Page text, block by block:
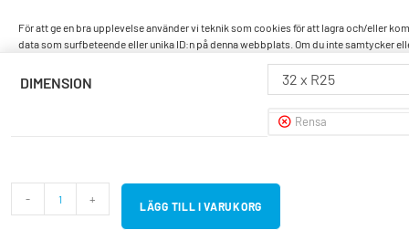
För att ge en bra upplevelse använder vi teknik som cookies för att lagra och/eller
data som surfbeteende eller unika ID:n på denna webbplats. Om du inte samtycker
DIMENSION 32 x R25
Rensa
- + LÄGG TILL I VARUKORG